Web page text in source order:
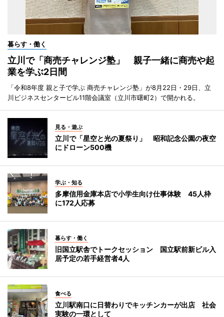
暮らす・働く
立川で「商売チャレンジ塾」 親子一緒に商売や起
業を学ぶ2日間
「令和8年度 親と子で学ぶ 商売チャレンジ塾」が8月22日・29日、立
川ビジネスセンタービル11階会議室（立川市曙町2）で開かれる。
見る・遊ぶ
立川で「星空と光の夏祭り」 昭和記念公園の夜空
にドローン500機
学ぶ・知る
多摩信用金庫本店で小学生向け仕事体験 45人枠
に172人応募
暮らす・働く
旧国立駅舎でトークセッション 国立駅前新ビル入
居予定の若手経営者4人
食べる
立川駅南口に日替わりでキッチンカーが出店 社会
実験の一環として